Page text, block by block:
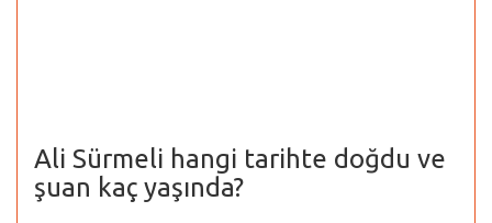
Ali Sürmeli hangi tarihte doğdu ve
şuan kaç yaşında?